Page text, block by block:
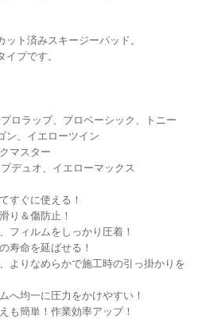
ト済みスキージーパッド。
プです。
ロラップ、プロベーシック、トニー
ン、イエローツイン
マスター
デュオ、イエローマックス
すぐに使える！
り＆傷防止！
フィルムをしっかり圧着！
寿命を延ばせる！
よりなめらかで施工時の引っ掛かりを
均一に圧力をかけやすい！
も簡単！作業効率アップ！